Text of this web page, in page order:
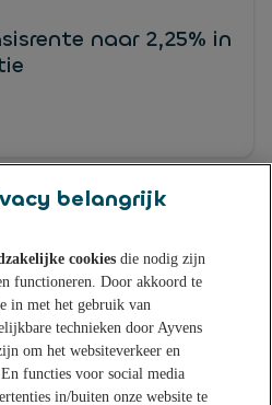
naar 2,25% in
belangrijk
cookies die nodig zijn
functioneren. Door akkoord te
in met het gebruik van
technieken door Ayvens
om het websiteverkeer en
functies voor social media
in/buiten onze website te